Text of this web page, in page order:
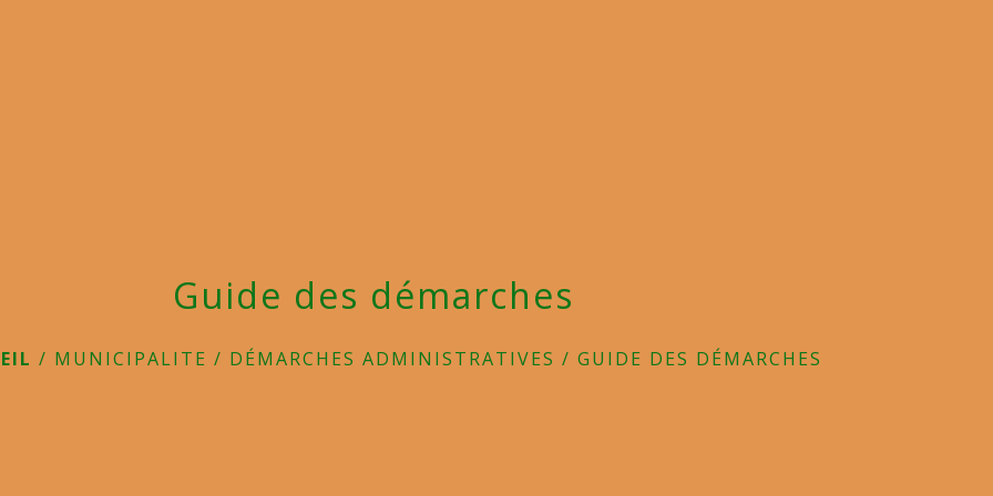
Guide des démarches
/ MUNICIPALITE / DÉMARCHES ADMINISTRATIVES / GUIDE DES DÉMARCHES